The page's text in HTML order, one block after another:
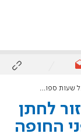
לפני החופה
לחתן
החופה